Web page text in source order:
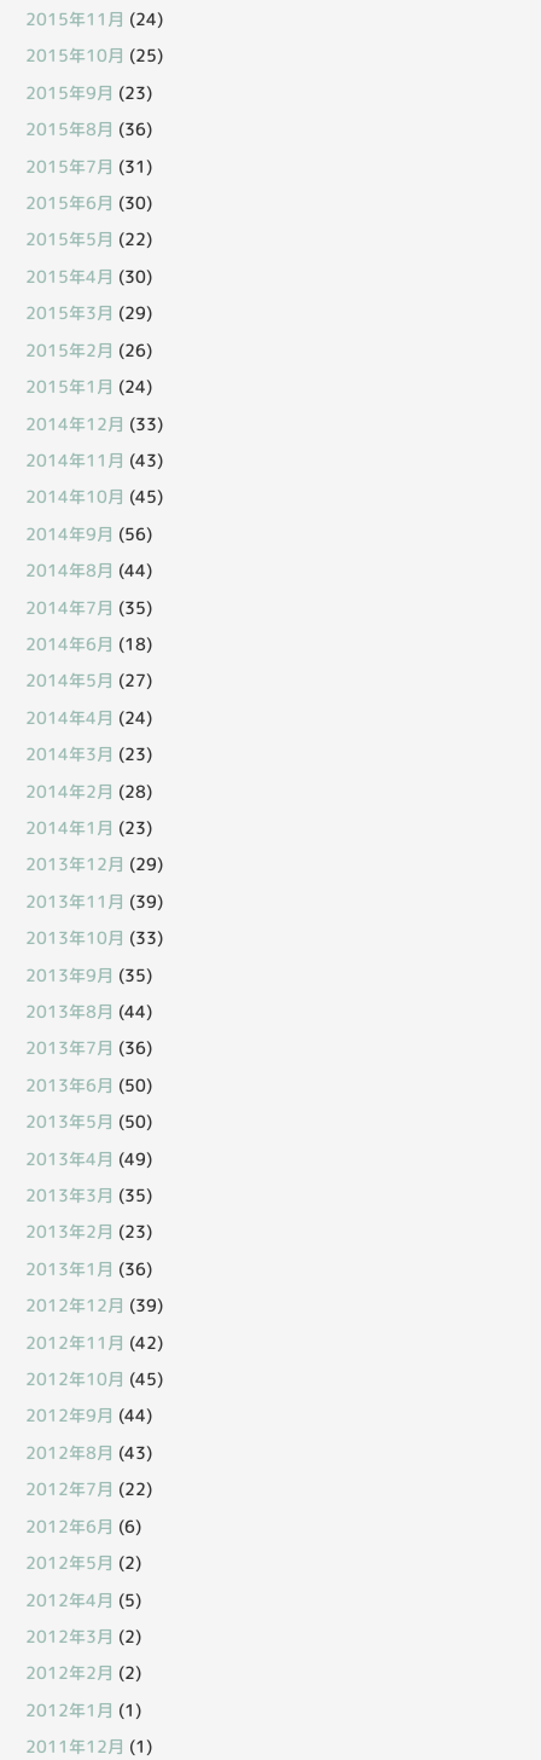
2015年11月 (24)
2015年10月 (25)
2015年9月 (23)
2015年8月 (36)
2015年7月 (31)
2015年6月 (30)
2015年5月 (22)
2015年4月 (30)
2015年3月 (29)
2015年2月 (26)
2015年1月 (24)
2014年12月 (33)
2014年11月 (43)
2014年10月 (45)
2014年9月 (56)
2014年8月 (44)
2014年7月 (35)
2014年6月 (18)
2014年5月 (27)
2014年4月 (24)
2014年3月 (23)
2014年2月 (28)
2014年1月 (23)
2013年12月 (29)
2013年11月 (39)
2013年10月 (33)
2013年9月 (35)
2013年8月 (44)
2013年7月 (36)
2013年6月 (50)
2013年5月 (50)
2013年4月 (49)
2013年3月 (35)
2013年2月 (23)
2013年1月 (36)
2012年12月 (39)
2012年11月 (42)
2012年10月 (45)
2012年9月 (44)
2012年8月 (43)
2012年7月 (22)
2012年6月 (6)
2012年5月 (2)
2012年4月 (5)
2012年3月 (2)
2012年2月 (2)
2012年1月 (1)
2011年12月 (1)